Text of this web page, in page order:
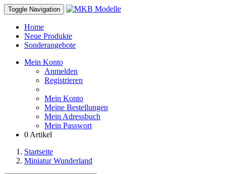
Toggle Navigation
Home
Neue Produkte
Sonderangebote
Mein Konto
Anmelden
Registrieren
Mein Konto
Meine Bestellungen
Mein Adressbuch
Mein Passwort
0 Artikel
Startseite
Miniatur Wunderland